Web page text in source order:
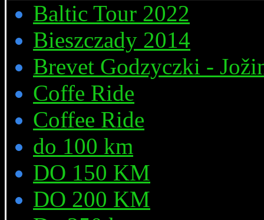
Baltic Tour 2022
Bieszczady 2014
Brevet Godzyczki -
Coffe Ride
Coffee Ride
do 100 km
DO 150 KM
DO 200 KM